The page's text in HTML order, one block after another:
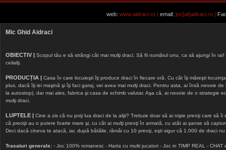
web: www.aidraci.ro | email: joc[at]aidraci.ro |
Mic Ghid Aidraci
OBIECTIV | Scopul tău e să strângi cât mai mulţi draci. Să fii numărul unu, ca să ajungi în
ceilalţi.
PRODUCȚIA | Casa în care locuieşti îţi produce draci în fiecare oră. Cu cât îţi măreşti
plus, dacă îţi iei maşină şi îţi faci garaj, vei avea mai mulţi draci. Pentru asta, ai însă nevoie
la autostop), dar mai ales, fabrica şi casa de schimb valutar. Aşa că, ai nevoie de o strategie
mulţi draci.
LUPTELE | Cine a zis că nu poţi lua draci de la alţii? Trebuie doar să ai nişte preoţi care să
că preoţii au o putere foarte mare şi, cu cât ai mulţi preoţi în armată, cu atât ai şanse să
Deci dacă cineva te atacă, iar, după bătălie, rămâi cu 10 preoţi, eşti sigur că 1.000 de draci
Trasaturi generale: - Joc 100% romanesc - Harta cu multi jucatori - Joc in TIMP REAL -